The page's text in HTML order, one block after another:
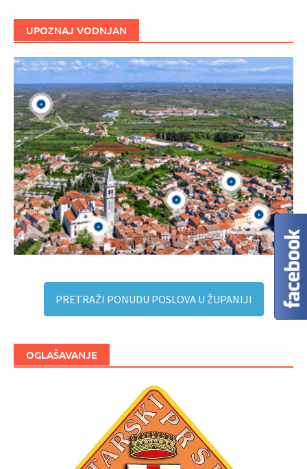
UPOZNAJ VODNJAN
PRETRAŽI PONUDU POSLOVA U ŽUPANIJI
OGLAŠAVANJE